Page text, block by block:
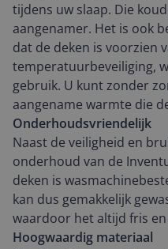
tijdens uw slaap. Die
aangenamer. Het is ook
dat de deken is voorzien
temperatuurbeveiliging,
gebruik. U kunt zonder
aangename warmte die
Onderhoudsvriendelijk
Naast de veiligheid en
onderhoud van de
deken is
kan dus gemakkelijk
waardoor het altijd fris en
Hoogwaardig materiaal